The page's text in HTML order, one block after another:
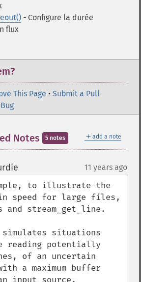
- Configure la durée
flux
This Page • Submit a Pull
＋ add a note
Notes 5 notes
11 years ago
to illustrate the
speed for large files,
and stream_get_line.
simulates situations
reading potentially
of an uncertain
a maximum buffer
input source.